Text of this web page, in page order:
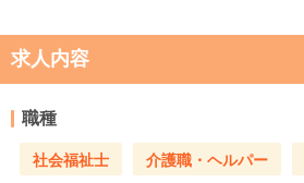
求人内容
職種
社会福祉士 介護職・ヘルパー